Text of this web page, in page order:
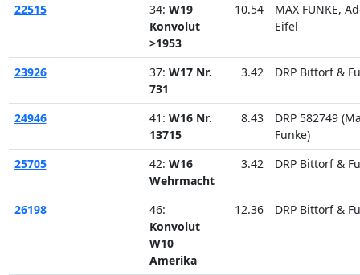
22515
34: W19
Konvolut
>1953
10.54
MAX FUNKE,
Eifel
23926 37: W17 Nr.
731
3.42 DRP Bittorf &
24946 41: W16 Nr.
13715
8.43
DRP 582749
Funke)
25705
42: W16
Wehrmacht
3.42 DRP Bittorf &
26198
46:
Konvolut
W10
Amerika
12.36 DRP Bittorf &